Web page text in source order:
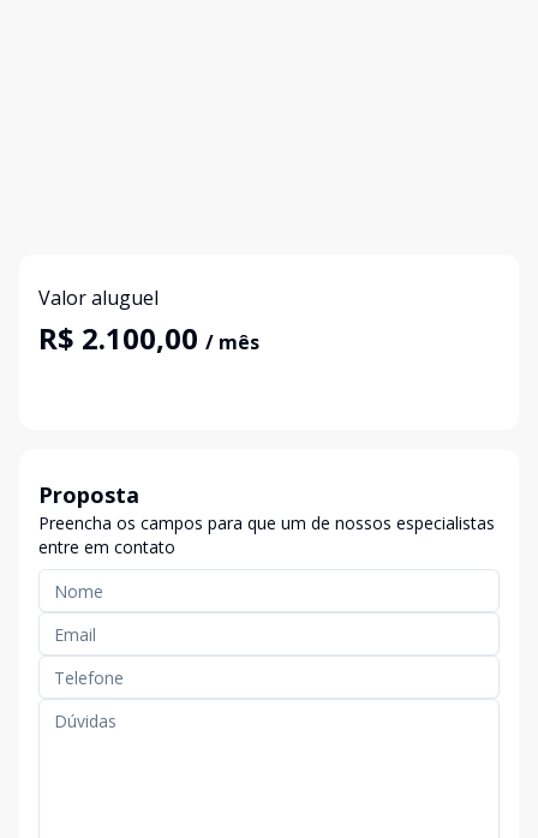
Valor aluguel
R$ 2.100,00 / mês
Proposta
Preencha os campos para que um de nossos especialistas
entre em contato